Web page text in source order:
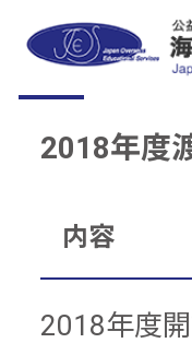
2018年度
内容
2018年度開